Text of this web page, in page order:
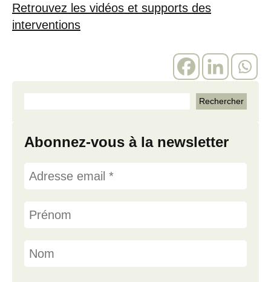
Retrouvez les vidéos et supports des
interventions
Abonnez-vous à la newsletter